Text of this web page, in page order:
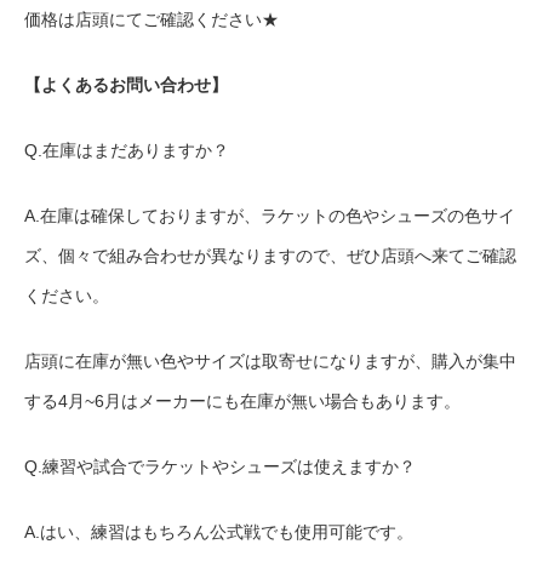
価格は店頭にてご確認ください★
【よくあるお問い合わせ】
Q.在庫はまだありますか？
A.在庫は確保しておりますが、ラケットの色やシューズの色サイ
ズ、個々で組み合わせが異なりますので、ぜひ店頭へ来てご確認
ください。
店頭に在庫が無い色やサイズは取寄せになりますが、購入が集中
する4月~6月はメーカーにも在庫が無い場合もあります。
Q.練習や試合でラケットやシューズは使えますか？
A.はい、練習はもちろん公式戦でも使用可能です。